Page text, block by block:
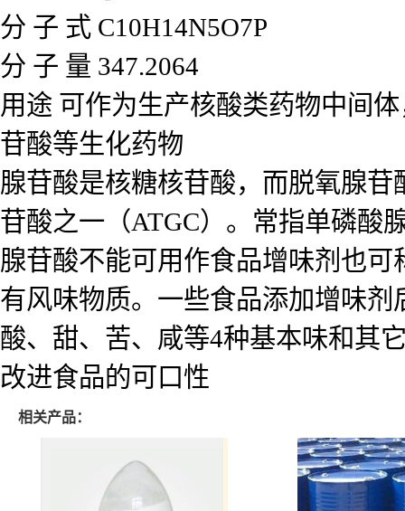
分 子 式 C10H14N5O7P
分 子 量 347.2064
用途 可作为生产核酸类药物中间
苷酸等生化药物
腺苷酸是核糖核苷酸，而脱氧腺
苷酸之一（ATGC）。常指单磷酸
腺苷酸不能可用作食品增味剂也
有风味物质。一些食品添加增味剂
酸、甜、苦、咸等4种基本味和其
改进食品的可口性
相关产品：